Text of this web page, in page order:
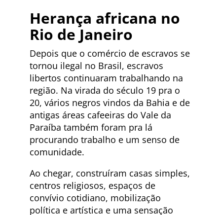
Herança africana no
Rio de Janeiro
Depois que o comércio de escravos se
tornou ilegal no Brasil, escravos
libertos continuaram trabalhando na
região. Na virada do século 19 pra o
20, vários negros vindos da Bahia e de
antigas áreas cafeeiras do Vale da
Paraíba também foram pra lá
procurando trabalho e um senso de
comunidade.
Ao chegar, construíram casas simples,
centros religiosos, espaços de
convívio cotidiano, mobilização
política e artística e uma sensação